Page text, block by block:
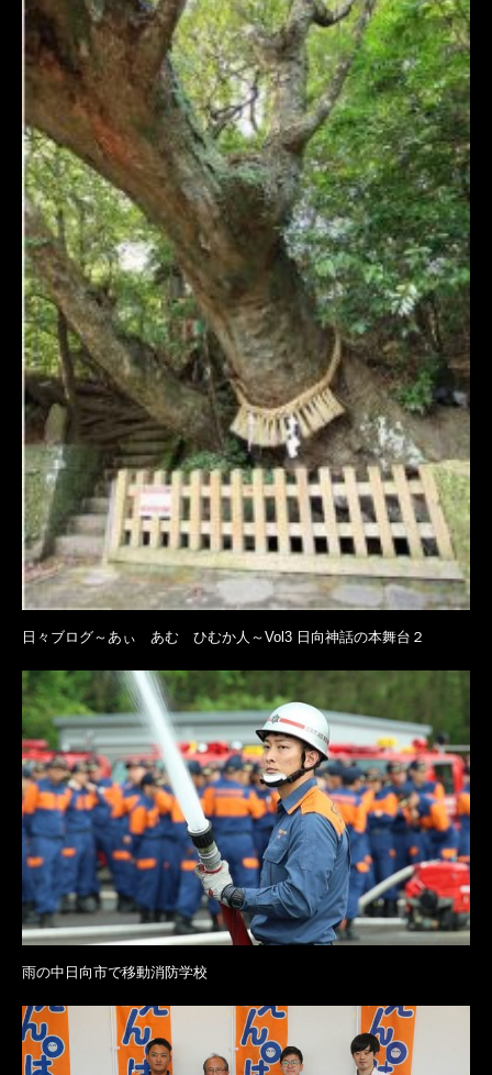
日々ブログ～あぃ あむ ひむか人～Vol3 日向神話の本舞台２
雨の中日向市で移動消防学校